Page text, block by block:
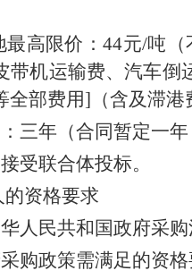
高限价：44元/吨（
带机运输费、汽车倒
全部费用]（含及滞港
三年（合同暂定一年
受联合体投标。
资格要求
人民共和国政府采购
购政策需满足的资格